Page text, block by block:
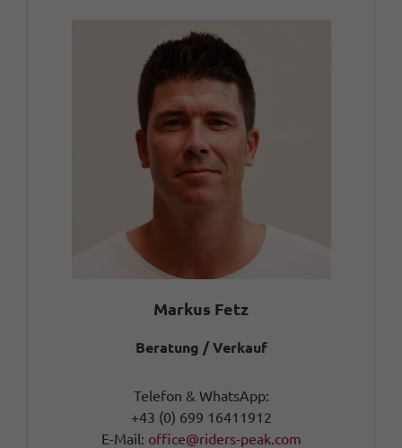
Markus Fetz
Beratung / Verkauf
Telefon & WhatsApp:
+43 (0) 699 16411912
E-Mail: office@riders-peak.com